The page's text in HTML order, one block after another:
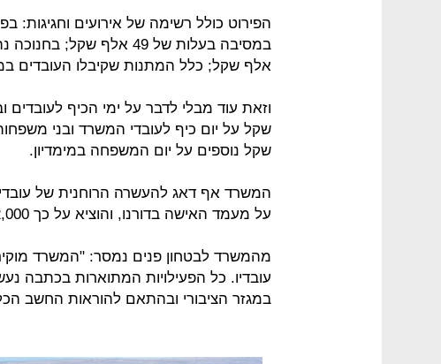
הפירוט כולל רשימה של אירועים וחגיגות:
אלף שקל; כלל המתנות שקיבלו העובדים במהלך
שקל נוספים על יום המשפחה במימדיון.
המשרד אף דאג להעשרה הרוחנית של
על מעמד האישה בדורנו, והוציא על כך 2,000 שקל.
מהמשרד לבטחון פנים נמסר: "המשרד
עובדיו. כל הפעילויות המתוארות בכתבה
במגזר הציבורי ובהתאם להוראות החשב